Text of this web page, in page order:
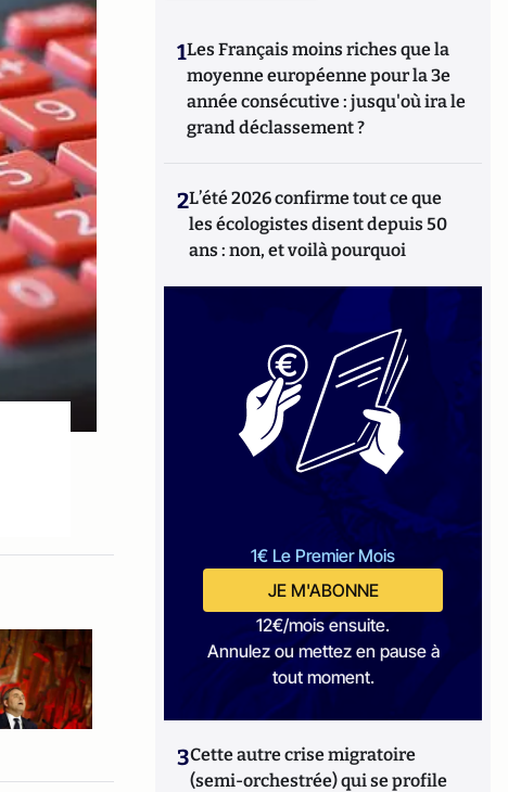
1Les Français moins riches que la
moyenne européenne pour la 3e
année consécutive : jusqu'où ira le
grand déclassement ?
2L’été 2026 confirme tout ce que
les écologistes disent depuis 50
ans : non, et voilà pourquoi
1€ Le Premier Mois
JE M'ABONNE
12€/mois ensuite.
Annulez ou mettez en pause à
tout moment.
3Cette autre crise migratoire
(semi-orchestrée) qui se profile